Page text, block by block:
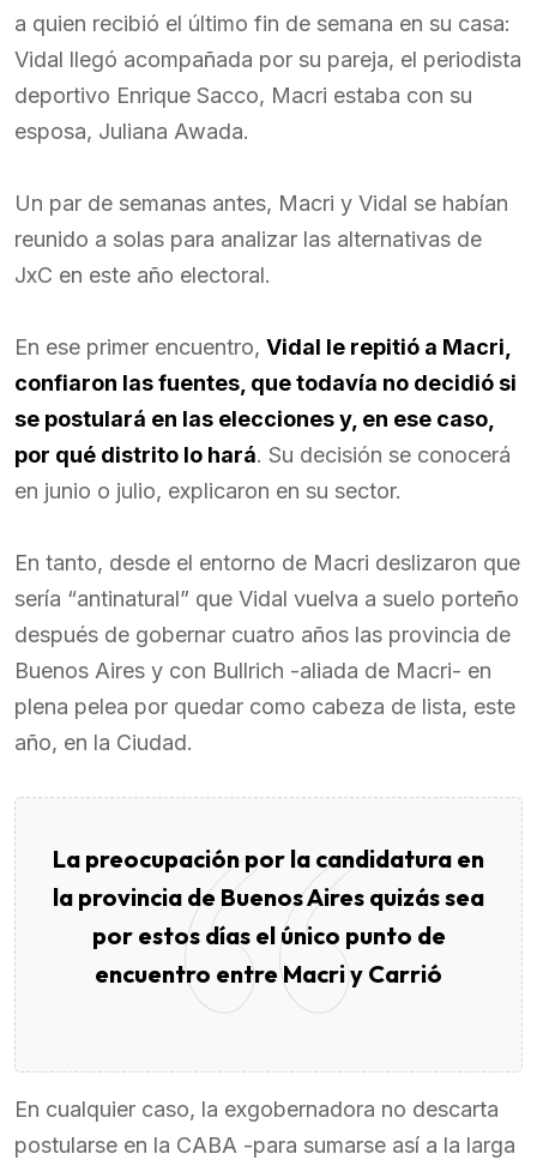
a quien recibió el último fin de semana en su casa:
Vidal llegó acompañada por su pareja, el periodista
deportivo Enrique Sacco, Macri estaba con su
esposa, Juliana Awada.
Un par de semanas antes, Macri y Vidal se habían
reunido a solas para analizar las alternativas de
JxC en este año electoral.
En ese primer encuentro, Vidal le repitió a Macri,
confiaron las fuentes, que todavía no decidió si
se postulará en las elecciones y, en ese caso,
por qué distrito lo hará. Su decisión se conocerá
en junio o julio, explicaron en su sector.
En tanto, desde el entorno de Macri deslizaron que
sería “antinatural” que Vidal vuelva a suelo porteño
después de gobernar cuatro años las provincia de
Buenos Aires y con Bullrich -aliada de Macri- en
plena pelea por quedar como cabeza de lista, este
año, en la Ciudad.
La preocupación por la candidatura en
la provincia de Buenos Aires quizás sea
por estos días el único punto de
encuentro entre Macri y Carrió
En cualquier caso, la exgobernadora no descarta
postularse en la CABA -para sumarse así a la larga